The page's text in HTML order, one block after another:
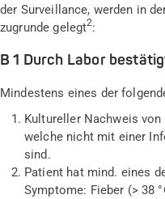
der Surveillance, werden in
zugrunde gelegt2:
B 1 Durch Labor
Mindestens eines der
Kultureller Nachweis
welche nicht mit einer
sind.
Patient hat mind. eines
Symptome: Fieber (> 38